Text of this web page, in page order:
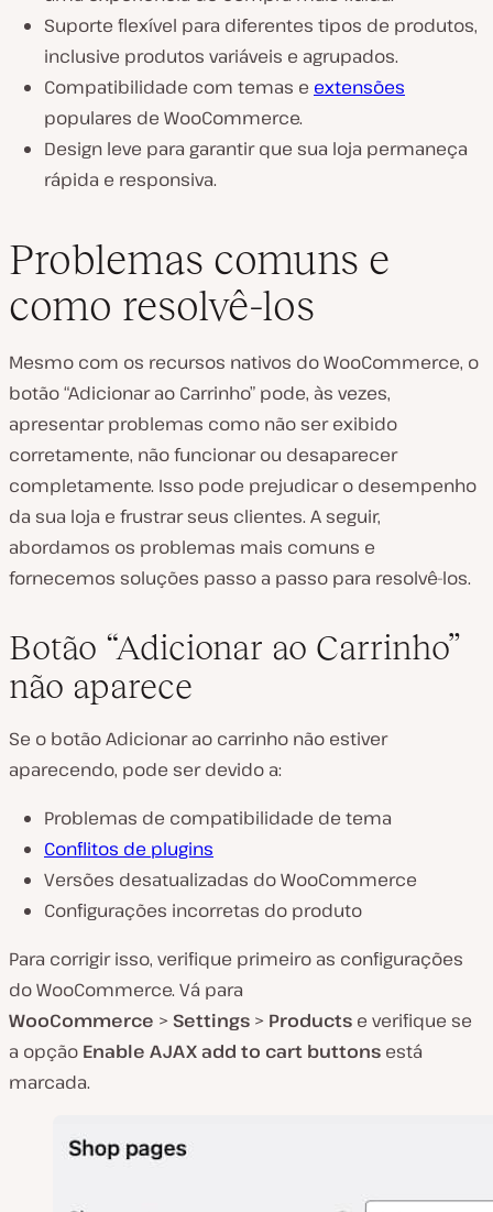
Suporte flexível para diferentes tipos de produtos,
inclusive produtos variáveis e agrupados.
Compatibilidade com temas e extensões
populares de WooCommerce.
Design leve para garantir que sua loja permaneça
rápida e responsiva.
Problemas comuns e
como resolvê-los
Mesmo com os recursos nativos do WooCommerce, o
botão “Adicionar ao Carrinho” pode, às vezes,
apresentar problemas como não ser exibido
corretamente, não funcionar ou desaparecer
completamente. Isso pode prejudicar o desempenho
da sua loja e frustrar seus clientes. A seguir,
abordamos os problemas mais comuns e
fornecemos soluções passo a passo para resolvê-los.
Botão “Adicionar ao Carrinho”
não aparece
Se o botão Adicionar ao carrinho não estiver
aparecendo, pode ser devido a:
Problemas de compatibilidade de tema
Conflitos de plugins
Versões desatualizadas do WooCommerce
Configurações incorretas do produto
Para corrigir isso, verifique primeiro as configurações
do WooCommerce. Vá para
WooCommerce > Settings > Products e verifique se
a opção Enable AJAX add to cart buttons está
marcada.